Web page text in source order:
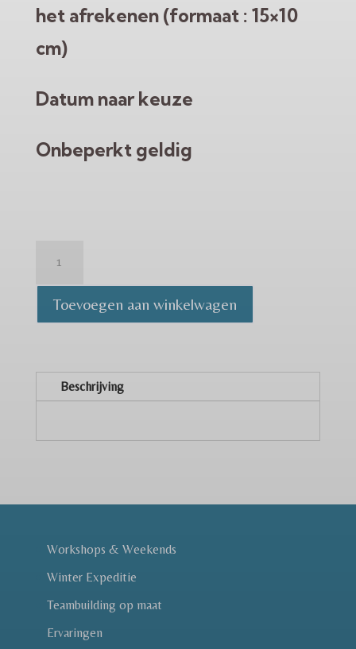
het afrekenen (formaat : 15×10
cm)
Datum naar keuze
Onbeperkt geldig
keuze
Toevoegen aan winkelwagen
Beschrijving
Workshops & Weekends
Winter Expeditie
Teambuilding op maat
Ervaringen